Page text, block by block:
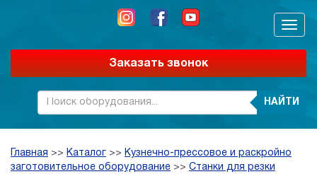
Заказать звонок
НАЙТИ
Главная >> Каталог >> Кузнечно-прессовое и раскройно
заготовительное оборудование >> Станки для резки